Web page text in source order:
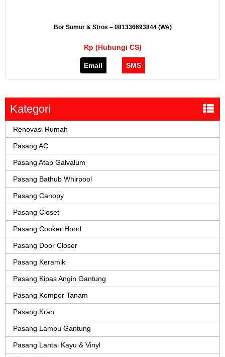
Bor Sumur & Stros – 081336693844 (WA)
Rp (Hubungi CS)
Email SMS
Kategori
Renovasi Rumah
Pasang AC
Pasang Atap Galvalum
Pasang Bathub Whirpool
Pasang Canopy
Pasang Closet
Pasang Cooker Hood
Pasang Door Closer
Pasang Keramik
Pasang Kipas Angin Gantung
Pasang Kompor Tanam
Pasang Kran
Pasang Lampu Gantung
Pasang Lantai Kayu & Vinyl